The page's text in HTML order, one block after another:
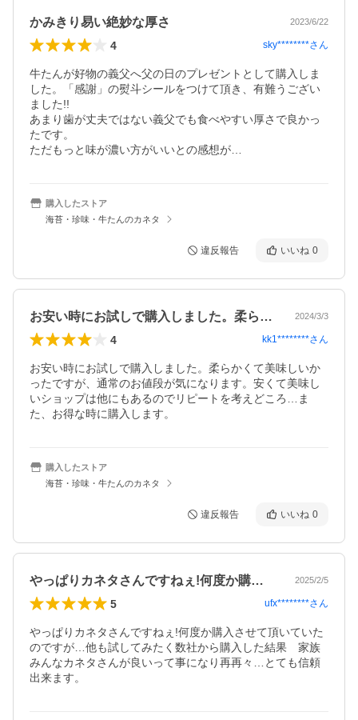
かみきり易い絶妙な厚さ 2023/6/22
4 sky********さん
牛たんが好物の義父へ父の日のプレゼントとして購入しま
した。「感謝」の熨斗シールをつけて頂き、有難うござい
ました!!
あまり歯が丈夫ではない義父でも食べやすい厚さで良かっ
たです。
ただもっと味が濃い方がいいとの感想が…
購入したストア
海苔・珍味・牛たんのカネタ
違反報告 いいね 0
お安い時にお試しで購入しました。柔らか… 2024/3/3
4 kk1********さん
お安い時にお試しで購入しました。柔らかくて美味しいか
ったですが、通常のお値段が気になります。安くて美味し
いショップは他にもあるのでリピートを考えどころ…ま
た、お得な時に購入します。
購入したストア
海苔・珍味・牛たんのカネタ
違反報告 いいね 0
やっぱりカネタさんですねぇ!何度か購入… 2025/2/5
5 ufx********さん
やっぱりカネタさんですねぇ!何度か購入させて頂いていた
のですが…他も試してみたく数社から購入した結果　家族
みんなカネタさんが良いって事になり再再々…とても信頼
出来ます。